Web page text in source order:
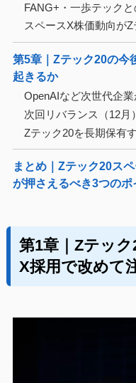
FANG+・一歩テック
スペースX株価動向が
第5章｜Zテック20の今
起きるか
OpenAIなど次世代企
次回リバランス（12月
Zテック20を長期保有
まとめ｜Zテック20ス
が押さえるべき3つのポ
第1章｜Zテッ
X採用で改めて